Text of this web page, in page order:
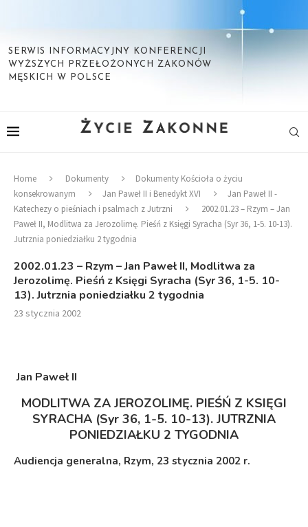
SERWIS INFORMACYJNY KONFERENCJI
WYŻSZYCH PRZEŁOŻONYCH ZAKONÓW
MĘSKICH W POLSCE
Home Dokumenty
Dokumenty Kościoła o życiu
konsekrowanym
Jan Paweł II i Benedykt XVI
Jan Paweł II -
Katechezy o pieśniach i psalmach z Jutrzni
2002.01.23 – Rzym – Jan
Paweł II, Modlitwa za Jerozolimę. Pieśń z Księgi Syracha (Syr 36, 1-5. 10-13).
Jutrznia poniedziałku 2 tygodnia
2002.01.23 – Rzym – Jan Paweł II, Modlitwa za
Jerozolimę. Pieśń z Księgi Syracha (Syr 36, 1-5. 10-
13). Jutrznia poniedziałku 2 tygodnia
23 stycznia 2002
Jan Paweł II
MODLITWA ZA JEROZOLIMĘ. PIEŚŃ Z KSIĘGI
SYRACHA (Syr 36, 1-5. 10-13). JUTRZNIA
PONIEDZIAŁKU 2 TYGODNIA
Audiencja generalna, Rzym, 23 stycznia 2002 r.